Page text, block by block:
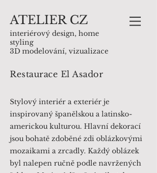
ATELIER CZ
interiérový design, home
styling
3D modelování, vizualizace
Restaurace El Asador
Stylový interiér a exteriér je
inspirovaný španělskou a latinsko-
americkou kulturou. Hlavní dekorací
jsou bohatě zdoběné zdi oblázkovými
mozaikami a zrcadly. Každý oblázek
byl nalepen ručně podle navržených